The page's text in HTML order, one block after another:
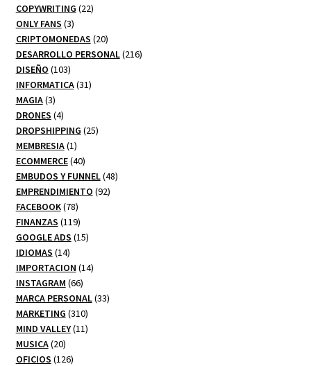
productos
COPYWRITING 2222
ONLY FANS 33
productos
CRIPTOMONEDAS 2020
productos
DESARROLLO PERSONAL 216216
DISEÑO 103103
productos
INFORMATICA 3131
MAGIA 33
productos
DRONES 44
productos
DROPSHIPPING 2525
MEMBRESIA 11
producto
ECOMMERCE 4040
productos
EMBUDOS Y FUNNEL 4848
EMPRENDIMIENTO 9292
FACEBOOK 7878
productos
FINANZAS 119119
productos
GOOGLE ADS 1515
IDIOMAS 1414
productos
IMPORTACION 1414
INSTAGRAM 6666
productos
MARCA PERSONAL 3333
MARKETING 310310
productos
MIND VALLEY 1111
MUSICA 2020
productos
OFICIOS 126126